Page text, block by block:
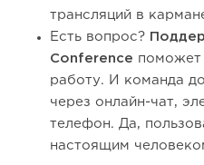
трансляций в
Есть вопрос?
Conference поможет
работу. И команда
через онлайн-чат,
телефон. Да,
настоящим